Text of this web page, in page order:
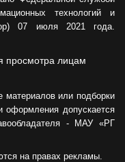
технологий и
07 июля 2021 года.
просмотра лицам
материалов или подборки
оформления допускается
- МАУ «РГ
на правах рекламы.